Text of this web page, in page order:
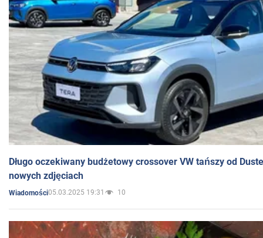
Długo oczekiwany budżetowy crossover VW tańszy od
nowych zdjęciach
Wiadomości05.03.2025 19:31 10